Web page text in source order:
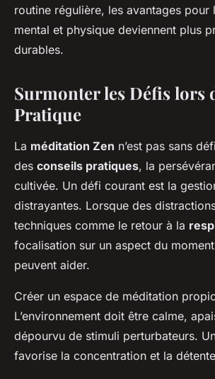
routine régulière, les avantages pour
mental et physique deviennent plus
durables.
Surmonter les Défis lors
Pratique
La méditation Zen n’est pas sans
des conseils pratiques, la
cultivée. Un défi courant est la
distrayantes. Lorsque des
techniques comme le retour à la
focalisation sur un aspect du
peuvent aider.
Créer un espace de méditation
L’environnement doit être calme,
dépourvu de stimuli perturbateurs.
favorise la concentration et la